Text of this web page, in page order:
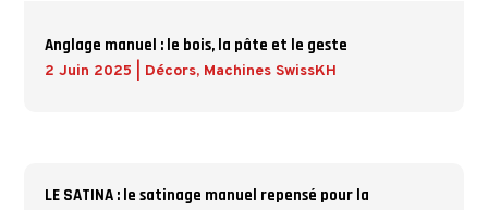
Anglage manuel : le bois, la pâte et le geste
2 Juin 2025 Décors, Machines SwissKH
LE SATINA : le satinage manuel repensé pour la